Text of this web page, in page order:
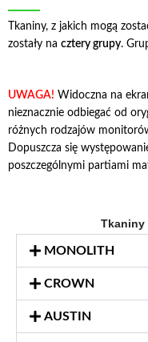
Tkaniny, z jakich mogą
zostały na cztery grupy.
UWAGA! Widoczna na
nieznacznie odbiegać od
różnych rodzajów
Dopuszcza się
poszczególnymi partiami
Tkaniny
MONOLITH
CROWN
AUSTIN